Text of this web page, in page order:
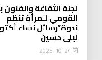
لجنة الثقافة
القومي للمرأة تنظم
ندوة”رسائل نساء
ليلى حسين
2025-10-24